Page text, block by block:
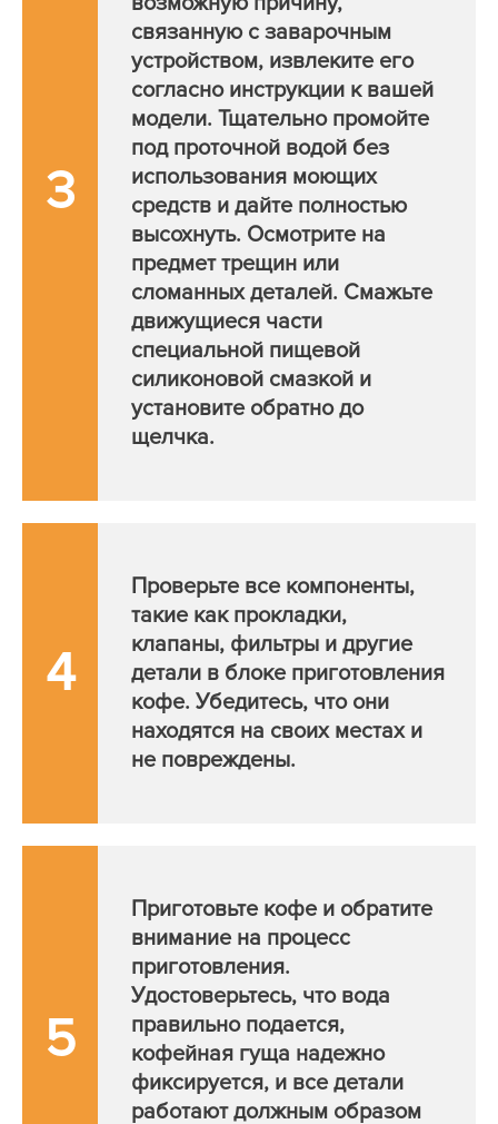
3
связанную с заварочным
устройством, извлеките его
согласно инструкции к вашей
модели. Тщательно промойте
под проточной водой без
использования моющих
средств и дайте полностью
высохнуть. Осмотрите на
предмет трещин или
сломанных деталей. Смажьте
движущиеся части
специальной пищевой
силиконовой смазкой и
установите обратно до
щелчка.
4
Проверьте все компоненты,
такие как прокладки,
клапаны, фильтры и другие
детали в блоке приготовления
кофе. Убедитесь, что они
находятся на своих местах и
не повреждены.
5
Приготовьте кофе и обратите
внимание на процесс
приготовления.
Удостоверьтесь, что вода
правильно подается,
кофейная гуща надежно
фиксируется, и все детали
работают должным образом